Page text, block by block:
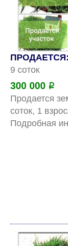
ПРОДАЕТСЯ:
9 соток
300 000 Р
Продается
соток, 1